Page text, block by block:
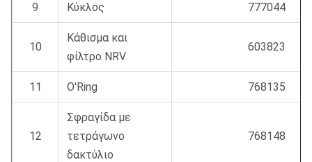
9 Κύκλος 777044
10
Κάθισμα και
φίλτρο NRV
603823
11 O'Ring 768135
12
Σφραγίδα με
τετράγωνο
δακτύλιο
768148